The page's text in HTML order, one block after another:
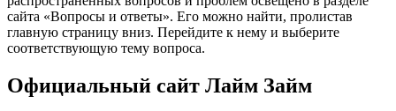
сайта «Вопросы и ответы». Его можно найти, пролистав
главную страницу вниз. Перейдите к нему и выберите
соответствующую тему вопроса.
Официальный сайт Лайм Займ